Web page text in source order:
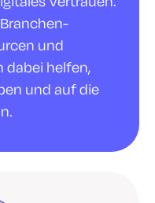
und
dabei helfen,
und auf die